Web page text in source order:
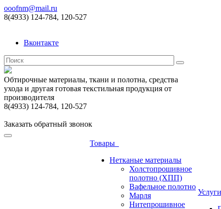
ooofnm@mail.ru
8(4933) 124-784, 120-527
Вконтакте
Обтирочные материалы, ткани и полотна, средства
ухода и другая готовая текстильная продукция от
производителя
8(4933) 124-784, 120-527
Заказать обратный звонок
Товары
Нетканые материалы
Холстопрошивное
полотно (ХПП)
Вафельное полотно
Марля
Нитепрошивное